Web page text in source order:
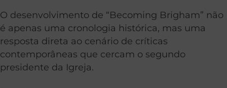
O desenvolvimento de “Becoming Brigham” não
é apenas uma cronologia histórica, mas uma
resposta direta ao cenário de críticas
contemporâneas que cercam o segundo
presidente da Igreja.